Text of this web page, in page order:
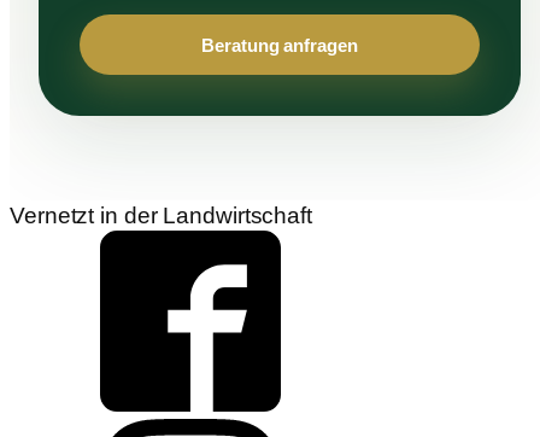
Beratung anfragen
Vernetzt in der Landwirtschaft